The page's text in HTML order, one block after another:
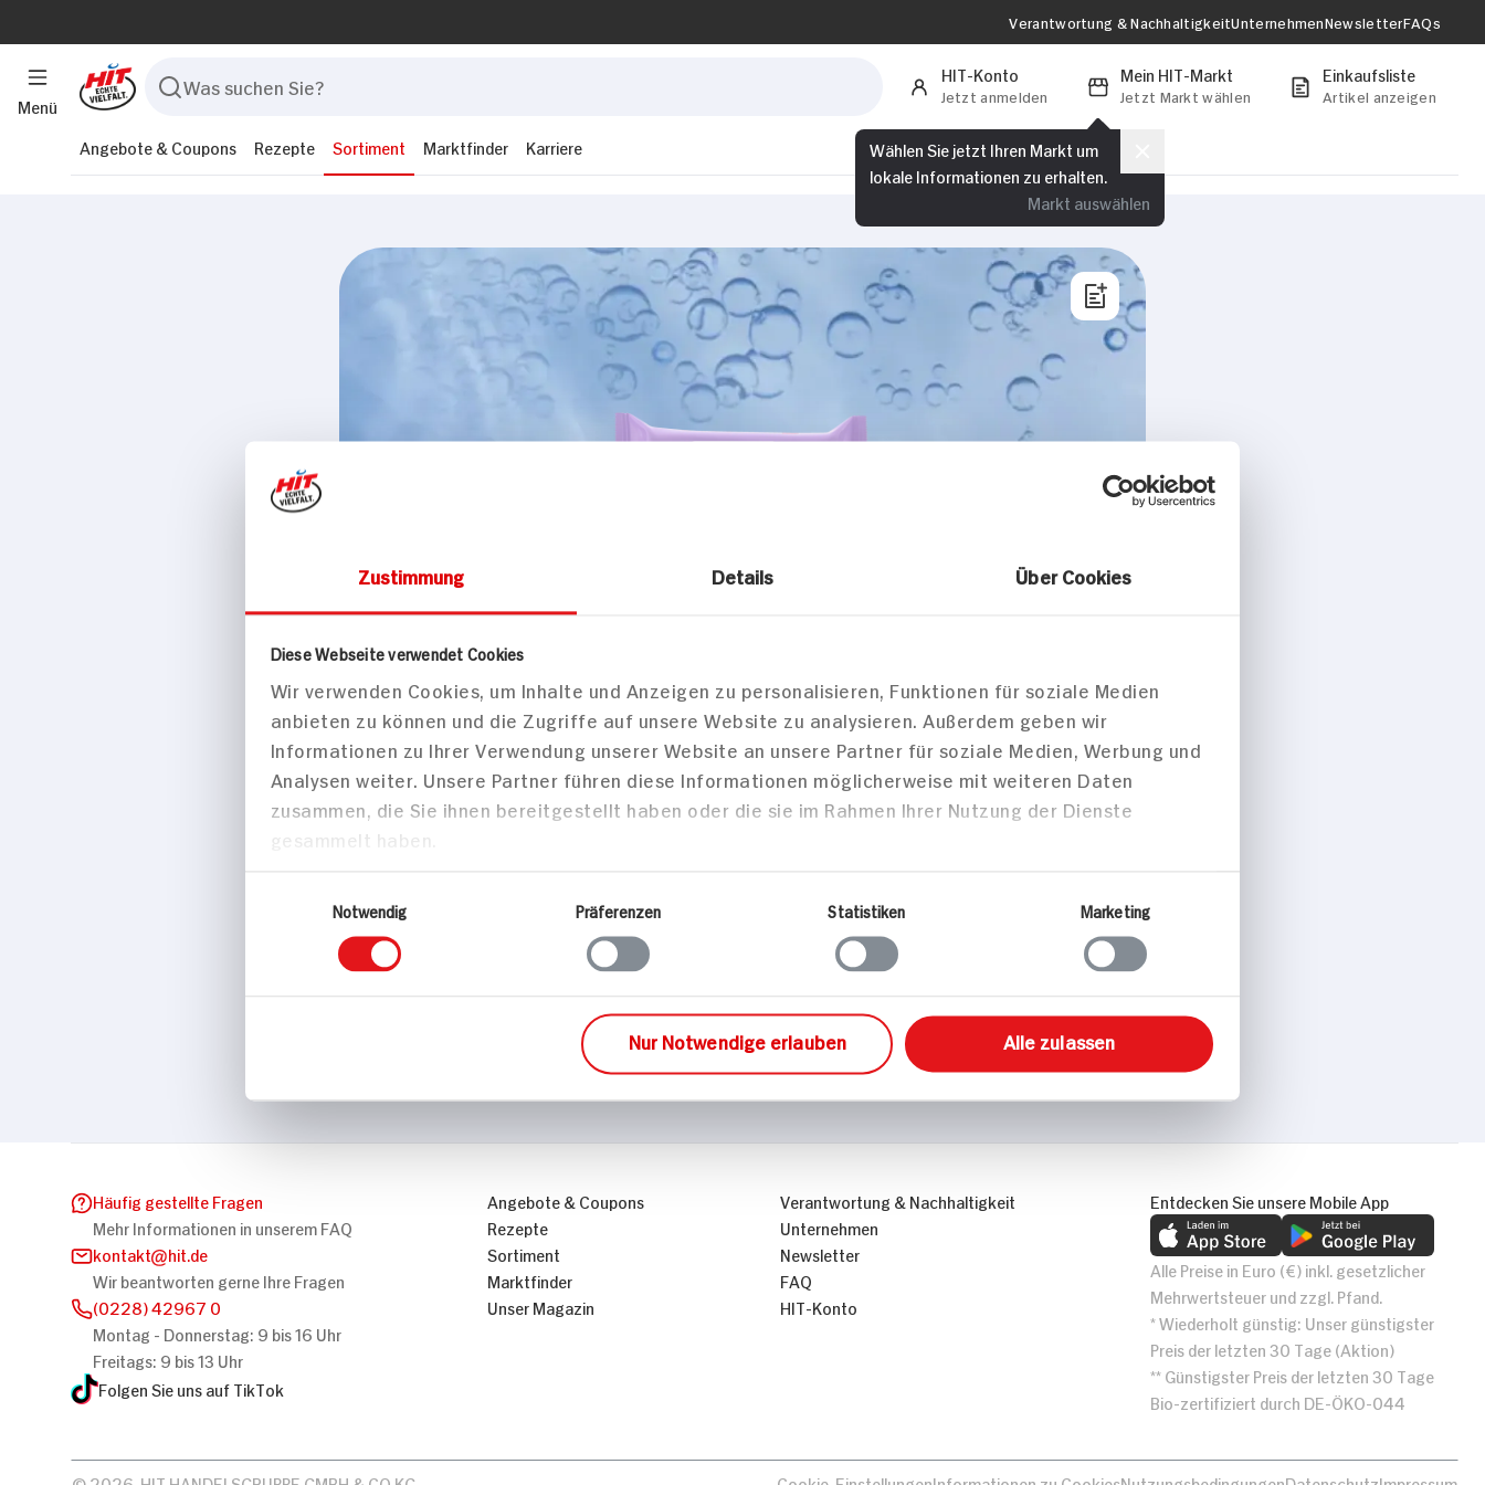
Zustimmung Details Über Cookies
Diese Webseite verwendet Cookies
Wir verwenden Cookies, um Inhalte und Anzeigen zu personalisieren, Funktionen für soziale Medien
anbieten zu können und die Zugriffe auf unsere Website zu analysieren. Außerdem geben wir
Informationen zu Ihrer Verwendung unserer Website an unsere Partner für soziale Medien, Werbung und
Analysen weiter. Unsere Partner führen diese Informationen möglicherweise mit weiteren Daten
zusammen, die Sie ihnen bereitgestellt haben oder die sie im Rahmen Ihrer Nutzung der Dienste
gesammelt haben.
Notwendig
Präferenzen Statistiken Marketing
Nur Notwendige erlauben Alle zulassen
Menü
Verantwortung & NachhaltigkeitUnternehmenNewsletterFAQs
HIT-Konto
Jetzt anmelden
Mein HIT-Markt
Jetzt Markt wählen
Wählen Sie jetzt Ihren Markt um
lokale Informationen zu erhalten.
Markt auswählen
Einkaufsliste
Artikel anzeigen
Angebote & Coupons Rezepte Sortiment Marktfinder Karriere
Drogerie & Kosmetik
bebe Reinigungstücher mild
25St Packung
Zum Marktfinder
Häufig gestellte Fragen
Mehr Informationen in unserem FAQ
kontakt
hit.de
Wir beantworten gerne Ihre Fragen
(0228) 42967 0
Montag - Donnerstag: 9 bis 16 Uhr
Freitags: 9 bis 13 Uhr
Folgen Sie uns auf TikTok
Angebote & Coupons
Rezepte
Sortiment
Marktfinder
Unser Magazin
Verantwortung & Nachhaltigkeit
Unternehmen
Newsletter
FAQ
HIT-Konto
Entdecken Sie unsere Mobile App
Alle Preise in Euro (€) inkl. gesetzlicher
Mehrwertsteuer und zzgl. Pfand.
* Wiederholt günstig: Unser günstigster
Preis der letzten 30 Tage (Aktion)
** Günstigster Preis der letzten 30 Tage
Bio-zertifiziert durch DE-ÖKO-044